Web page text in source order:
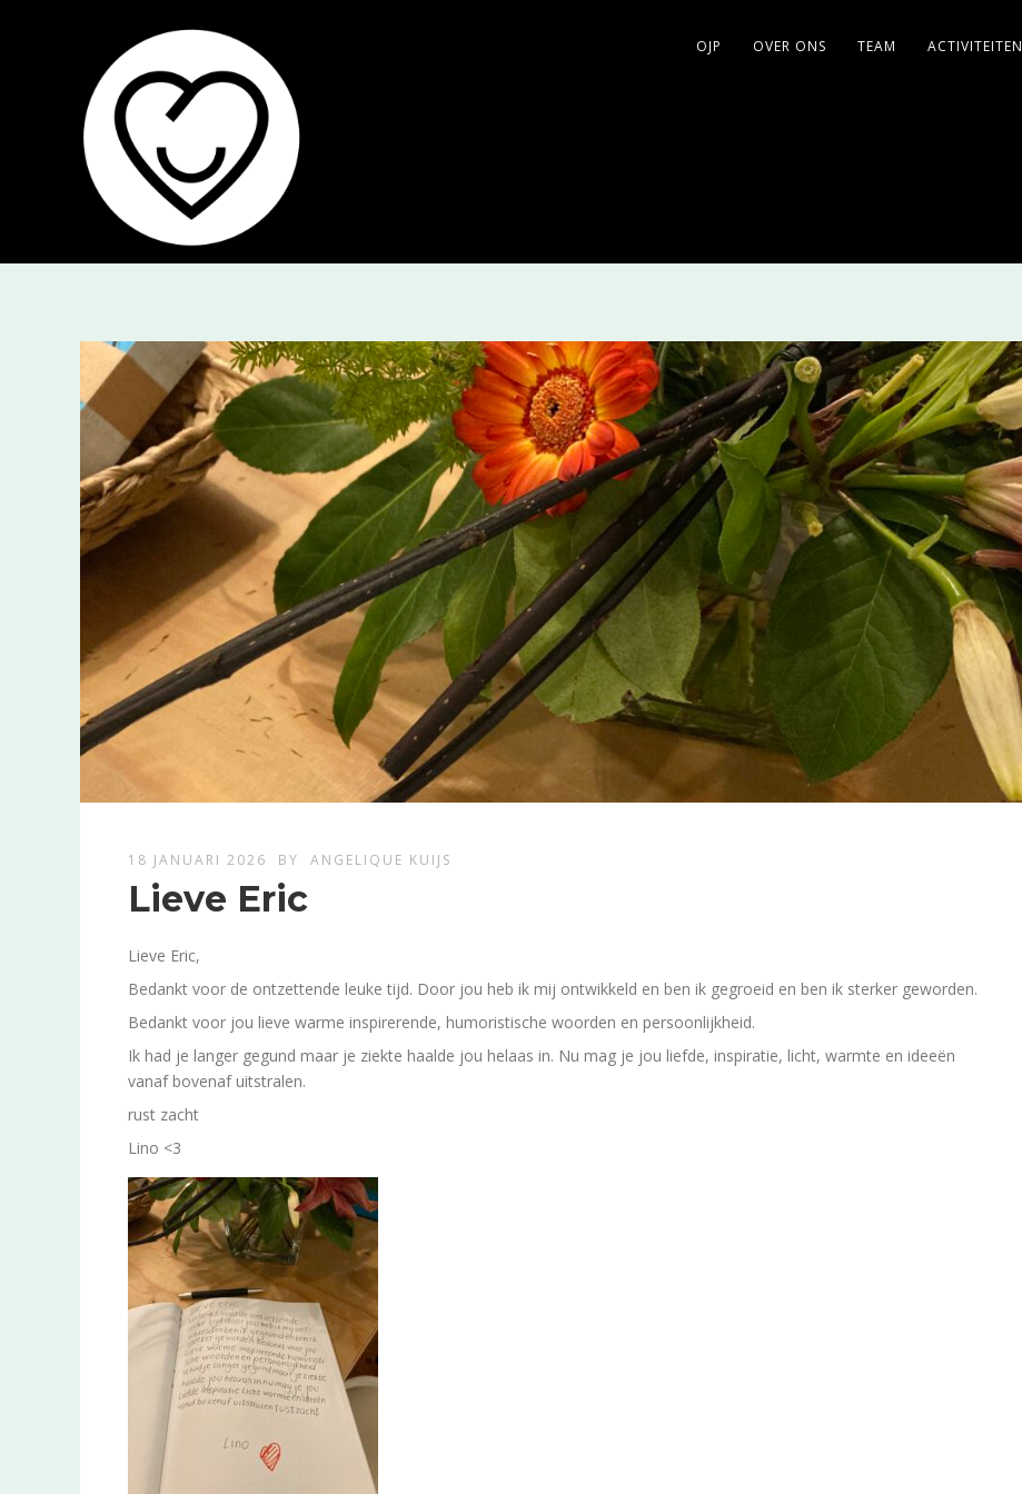
OJP OVER ONS TEAM ACTIVITEITEN
18 JANUARI 2026 BY ANGELIQUE KUIJS
Lieve Eric
Lieve Eric,
Bedankt voor de ontzettende leuke tijd. Door jou heb ik mij ontwikkeld en ben ik gegroeid en ben ik sterker geworden.
Bedankt voor jou lieve warme inspirerende, humoristische woorden en persoonlijkheid.
Ik had je langer gegund maar je ziekte haalde jou helaas in. Nu mag je jou liefde, inspiratie, licht, warmte en ideeën
vanaf bovenaf uitstralen.
rust zacht
Lino <3